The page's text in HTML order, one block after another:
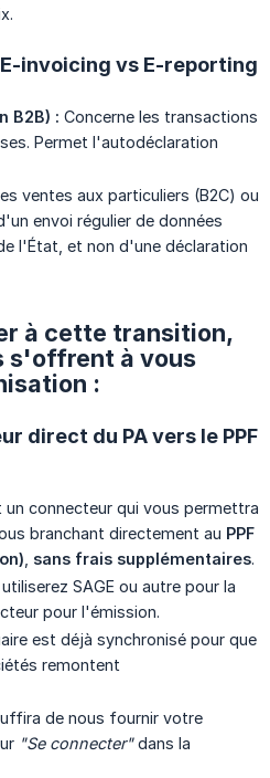
invoicing vs E-reporting
B2B) : Concerne les transactions
Permet l'autodéclaration
ventes aux particuliers (B2C) ou
envoi régulier de données
l'État, et non d'une déclaration
à cette transition,
s'offrent à vous
:
direct du PA vers le PPF
connecteur qui vous permettra
branchant directement au PPF
sans frais supplémentaires.
SAGE ou autre pour la
pour l'émission.
est déjà synchronisé pour que
remontent
de nous fournir votre
"Se connecter"dans la